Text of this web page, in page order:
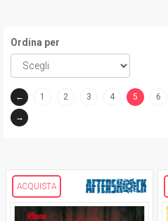
Ordina per
← 1 2 3 4
5
6
→
ACQUISTA